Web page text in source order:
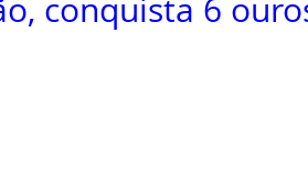
conquista 6